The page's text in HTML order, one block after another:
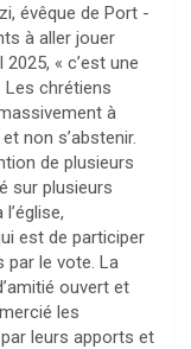
évêque de Port -
à aller jouer
« c’est une
chrétiens
à
non s’abstenir.
de plusieurs
sur plusieurs
est de participer
par le vote. La
ouvert et
les
leurs apports et